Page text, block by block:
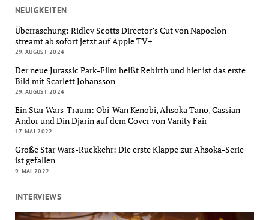
NEUIGKEITEN
Überraschung: Ridley Scotts Director’s Cut von Napoelon
streamt ab sofort jetzt auf Apple TV+
29. AUGUST 2024
Der neue Jurassic Park-Film heißt Rebirth und hier ist das erste
Bild mit Scarlett Johansson
29. AUGUST 2024
Ein Star Wars-Traum: Obi-Wan Kenobi, Ahsoka Tano, Cassian
Andor und Din Djarin auf dem Cover von Vanity Fair
17. MAI 2022
Große Star Wars-Rückkehr: Die erste Klappe zur Ahsoka-Serie
ist gefallen
9. MAI 2022
INTERVIEWS